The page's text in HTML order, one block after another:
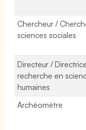
Chercheur /
sciences sociales
Directeur /
recherche en
humaines
Archéomètre